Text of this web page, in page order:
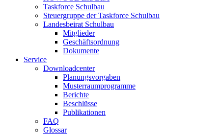
Taskforce Schulbau
Steuergruppe der Taskforce Schulbau
Landesbeirat Schulbau
Mitglieder
Geschäfts­­ordnung
Dokumente
Service
Downloadcenter
Planungs­vorgaben
Musterraum­programme
Berichte
Beschlüsse
Publikationen
FAQ
Glossar